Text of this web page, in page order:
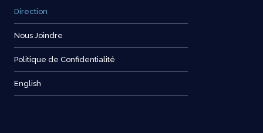
Direction
Nous Joindre
Politique de Confidentialité
English